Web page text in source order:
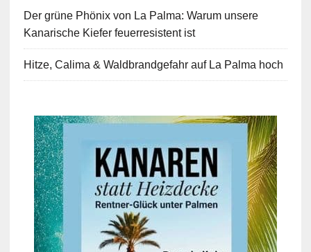
Der grüne Phönix von La Palma: Warum unsere
Kanarische Kiefer feuerresistent ist
Hitze, Calima & Waldbrandgefahr auf La Palma hoch